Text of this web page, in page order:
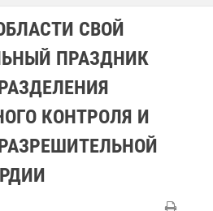
СВОЙ
ПРАЗДНИК
КОНТРОЛЯ И